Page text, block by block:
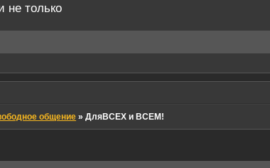
не только
общение »ДляВСЕХ и ВСЕМ!